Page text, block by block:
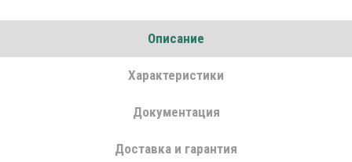
Описание
Характеристики
Документация
Доставка и гарантия